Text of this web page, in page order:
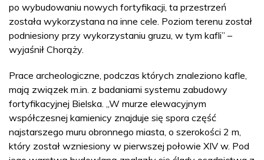
po wybudowaniu nowych fortyfikacji, ta przestrzeń
została wykorzystana na inne cele. Poziom terenu został
podniesiony przy wykorzystaniu gruzu, w tym kafli” –
wyjaśnił Chorąży.
Prace archeologiczne, podczas których znaleziono kafle,
mają związek m.in. z badaniami systemu zabudowy
fortyfikacyjnej Bielska. „W murze elewacyjnym
współczesnej kamienicy znajduje się spora część
najstarszego muru obronnego miasta, o szerokości 2 m,
który został wzniesiony w pierwszej połowie XIV w. Pod